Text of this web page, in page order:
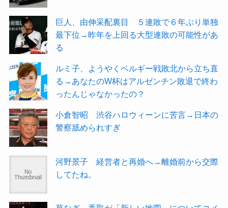
巨人、由伸采配裏目 ５連敗で６年ぶり単独
最下位→昨年を上回る大型連敗の可能性があ
る
ルミ子、ようやくベルギー戦敗北から立ち直
る→あなたのW杯はアルゼンチン敗退で終わ
ったんじゃなかったの？
小倉智昭 渋谷ハロウィーンに苦言→日本の
警察舐められすぎ
河野景子 経営者と再婚へ→離婚前から交際
してたね。